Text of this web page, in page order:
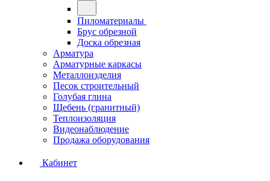
Пиломатериалы
Брус обрезной
Доска обрезная
Арматура
Арматурные каркасы
Металлоизделия
Песок строительный
Голубая глина
Щебень (гранитный)
Теплоизоляция
Видеонаблюдение
Продажа оборудования
Кабинет